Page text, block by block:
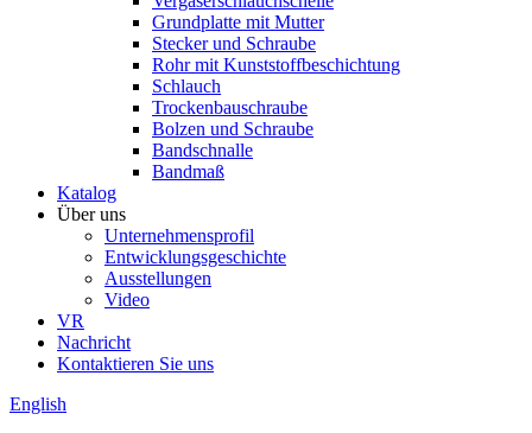
Grundplatte mit Mutter
Stecker und Schraube
Rohr mit Kunststoffbeschichtung
Schlauch
Trockenbauschraube
Bolzen und Schraube
Bandschnalle
Bandmaß
Katalog
Über uns
Unternehmensprofil
Entwicklungsgeschichte
Ausstellungen
Video
VR
Nachricht
Kontaktieren Sie uns
English